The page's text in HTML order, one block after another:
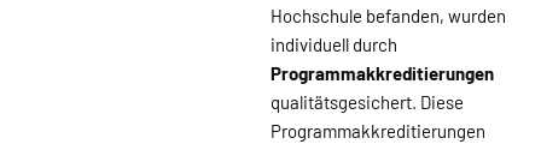
Hochschule befanden, wurden
individuell durch
Programmakkreditierungen
qualitätsgesichert. Diese
Programmakkreditierungen